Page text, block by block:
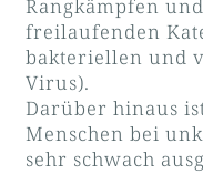
Rangkämpfen
freilaufenden
bakteriellen und
Virus).
Darüber hinaus
Menschen bei
sehr schwach